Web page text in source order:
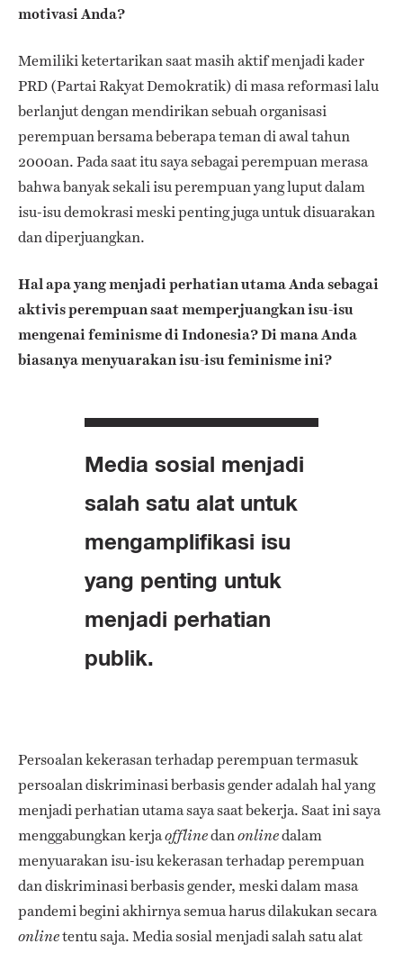
motivasi Anda?
Memiliki ketertarikan saat masih aktif menjadi kader
PRD (Partai Rakyat Demokratik) di masa reformasi lalu
berlanjut dengan mendirikan sebuah organisasi
perempuan bersama beberapa teman di awal tahun
2000an. Pada saat itu saya sebagai perempuan merasa
bahwa banyak sekali isu perempuan yang luput dalam
isu-isu demokrasi meski penting juga untuk disuarakan
dan diperjuangkan.
Hal apa yang menjadi perhatian utama Anda sebagai
aktivis perempuan saat memperjuangkan isu-isu
mengenai feminisme di Indonesia? Di mana Anda
biasanya menyuarakan isu-isu feminisme ini?
Media sosial menjadi
salah satu alat untuk
mengamplifikasi isu
yang penting untuk
menjadi perhatian
publik.
Persoalan kekerasan terhadap perempuan termasuk
persoalan diskriminasi berbasis gender adalah hal yang
menjadi perhatian utama saya saat bekerja. Saat ini saya
menggabungkan kerjaofflinedanonlinedalam
menyuarakan isu-isu kekerasan terhadap perempuan
dan diskriminasi berbasis gender, meski dalam masa
pandemi begini akhirnya semua harus dilakukan secara
onlinetentu saja. Media sosial menjadi salah satu alat